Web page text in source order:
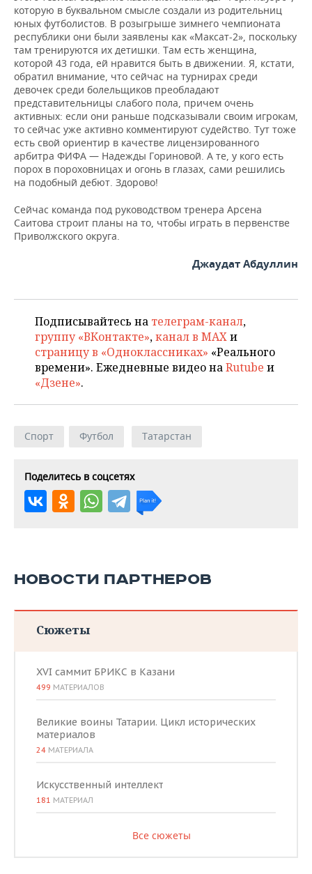
которую в буквальном смысле создали из родительниц
юных футболистов. В розыгрыше зимнего чемпионата
республики они были заявлены как «Максат-2», поскольку
там тренируются их детишки. Там есть женщина,
которой 43 года, ей нравится быть в движении. Я, кстати,
обратил внимание, что сейчас на турнирах среди
девочек среди болельщиков преобладают
представительницы слабого пола, причем очень
активных: если они раньше подсказывали своим игрокам,
то сейчас уже активно комментируют судейство. Тут тоже
есть свой ориентир в качестве лицензированного
арбитра ФИФА — Надежды Гориновой. А те, у кого есть
порох в пороховницах и огонь в глазах, сами решились
на подобный дебют. Здорово!
Сейчас команда под руководством тренера Арсена
Саитова строит планы на то, чтобы играть в первенстве
Приволжского округа.
Джаудат Абдуллин
Подписывайтесь на телеграм-канал,
группу «ВКонтакте»,канал в MAXи
страницу в «Одноклассниках» «Реального
времени». Ежедневные видео наRutube и
«Дзене».
Спорт Футбол Татарстан
Поделитесь в соцсетях
НОВОСТИ ПАРТНЕРОВ
Сюжеты
XVI саммит БРИКС в Казани
499 МАТЕРИАЛОВ
Великие воины Татарии. Цикл исторических
материалов
24 МАТЕРИАЛА
Искусственный интеллект
181 МАТЕРИАЛ
Все сюжеты